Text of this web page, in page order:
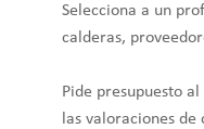
Selecciona a un
calderas,
Pide presupuesto al
las valoraciones